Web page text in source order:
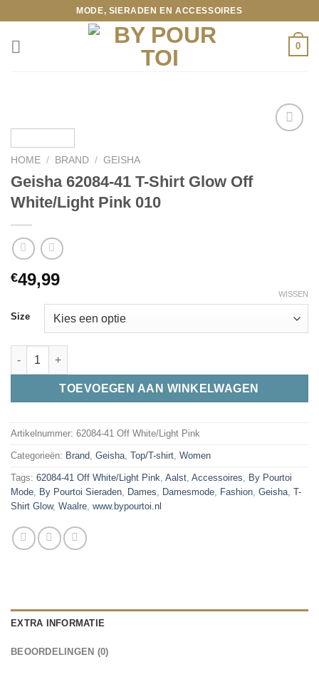
inhoud
MODE, SIERADEN EN ACCESSOIRES
0
HOME / BRAND / GEISHA
Geisha 62084-41 T-Shirt Glow Off
White/Light Pink 010
€49,99
Size
WISSEN
Geisha 62084-41 T-Shirt Glow Off White/Light Pink 010 aantal
TOEVOEGEN AAN WINKELWAGEN
Artikelnummer: 62084-41 Off White/Light Pink
Categorieën: Brand, Geisha, Top/T-shirt, Women
Tags: 62084-41 Off White/Light Pink, Aalst, Accessoires, By Pourtoi
Mode, By Pourtoi Sieraden, Dames, Damesmode, Fashion, Geisha, T-
Shirt Glow, Waalre, www.bypourtoi.nl
EXTRA INFORMATIE
BEOORDELINGEN (0)